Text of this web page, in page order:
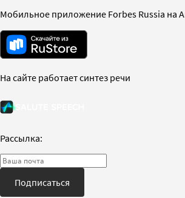
Мобильное приложение Forbes Russia на
На сайте работает синтез речи
Рассылка:
Подписаться